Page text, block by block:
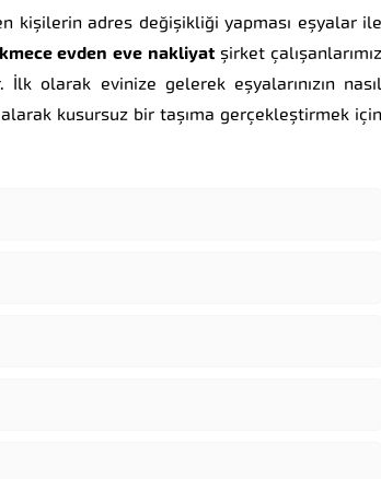
kişilerin adres değişikliği yapması eşyalar ile
evden eve nakliyat şirket
olarak evinize gelerek eşyalarınızın nasıl
kusursuz bir taşıma gerçekleştirmek için